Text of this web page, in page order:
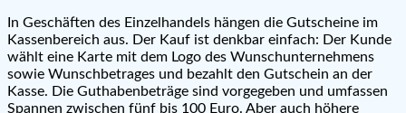
In Geschäften des Einzelhandels hängen die Gutscheine im
Kassenbereich aus. Der Kauf ist denkbar einfach: Der Kunde
wählt eine Karte mit dem Logo des Wunschunternehmens
sowie Wunschbetrages und bezahlt den Gutschein an der
Kasse. Die Guthabenbeträge sind vorgegeben und umfassen
Spannen zwischen fünf bis 100 Euro. Aber auch höhere